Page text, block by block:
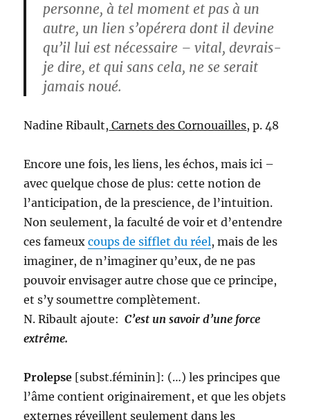
personne, à tel moment et pas à un
autre, un lien s’opérera dont il devine
qu’il lui est nécessaire – vital, devrais-
je dire, et qui sans cela, ne se serait
jamais noué.
Nadine Ribault, Carnets des Cornouailles, p. 48
Encore une fois, les liens, les échos, mais ici –
avec quelque chose de plus: cette notion de
l’anticipation, de la prescience, de l’intuition.
Non seulement, la faculté de voir et d’entendre
ces fameuxcoups de sifflet du réel, mais de les
imaginer, de n’imaginer qu’eux, de ne pas
pouvoir envisager autre chose que ce principe,
et s’y soumettre complètement.
N. Ribault ajoute:C’est un savoir d’une force
extrême.
Prolepse [subst.féminin]: (…) les principes que
l’âme contient originairement, et que les objets
externes réveillent seulement dans les